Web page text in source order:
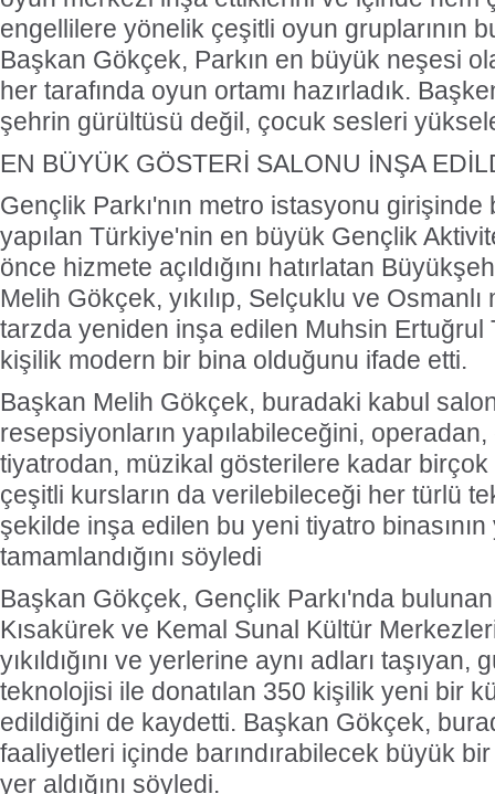
engellilere yönelik çeşitli oyun gruplarının
Başkan Gökçek, Parkın en büyük neşesi
her tarafında oyun ortamı hazırladık.
şehrin gürültüsü değil, çocuk sesleri
EN BÜYÜK GÖSTERİ SALONU İNŞA
Gençlik Parkı'nın metro istasyonu
yapılan Türkiye'nin en büyük Gençlik
önce hizmete açıldığını hatırlatan
Melih Gökçek, yıkılıp, Selçuklu ve
tarzda yeniden inşa edilen Muhsin Ertuğrul
kişilik modern bir bina olduğunu ifade etti.
Başkan Melih Gökçek, buradaki kabul
resepsiyonların yapılabileceğini,
tiyatrodan, müzikal gösterilere kadar birçok
çeşitli kursların da verilebileceği her türlü
şekilde inşa edilen bu yeni tiyatro binasının
tamamlandığını söyledi
Başkan Gökçek, Gençlik Parkı'nda
Kısakürek ve Kemal Sunal Kültür
yıkıldığını ve yerlerine aynı adları
teknolojisi ile donatılan 350 kişilik yeni bir
edildiğini de kaydetti. Başkan Gökçek,
faaliyetleri içinde barındırabilecek büyük
yer aldığını söyledi.